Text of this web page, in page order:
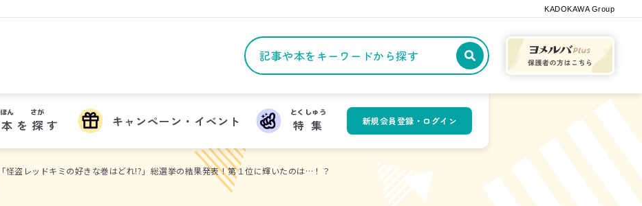
KADOKAWA Group
記事や本をキーワードから探す
本
ほん
を 探
さが
す キャンペーン・イベント 特集
とくしゅう
新規会員登録・ログイン
「怪盗レッドキミの好きな巻はどれ!?」総選挙の結果発表！第１位に輝いたのは…！？